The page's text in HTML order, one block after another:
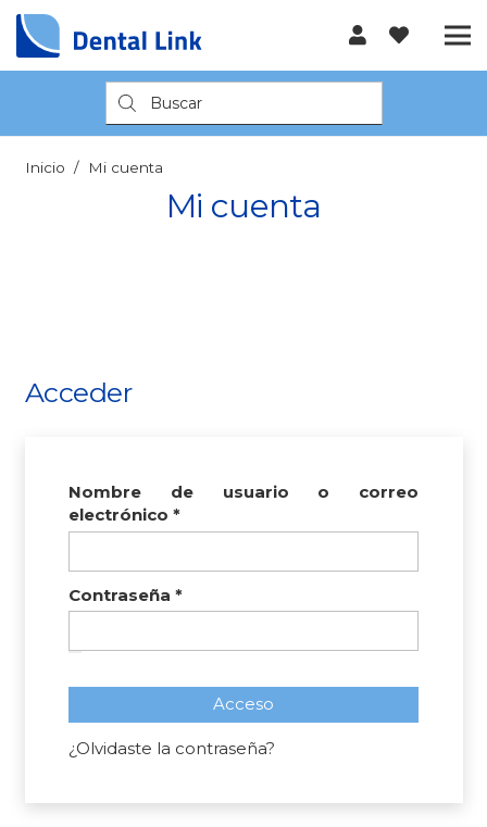
Búsqueda
de
productos
Inicio / Mi cuenta
Mi cuenta
Acceder
Nombre de usuario o correo
electrónico *Obligatorio
Contraseña *Obligatorio
Acceso
¿Olvidaste la contraseña?